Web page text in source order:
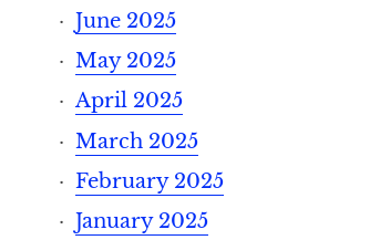
June 2025
May 2025
April 2025
March 2025
February 2025
January 2025